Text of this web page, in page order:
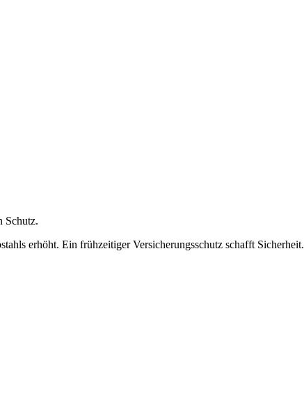
Schutz.
erhöht. Ein frühzeitiger Versicherungsschutz schafft Sicherheit.